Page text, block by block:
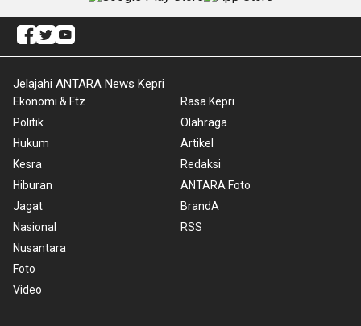
Jelajahi ANTARA News Kepri
Ekonomi & Ftz
Politik
Hukum
Kesra
Hiburan
Jagat
Nasional
Nusantara
Foto
Video
Rasa Kepri
Olahraga
Artikel
Redaksi
ANTARA Foto
BrandA
RSS